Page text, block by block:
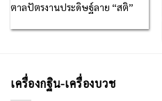
ตาลปัตรงานประดิษฐ์ลาย “สติ”
เครื่องกฐิน-เครื่องบวช